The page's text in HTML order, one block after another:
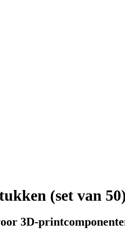
(set van
3D-